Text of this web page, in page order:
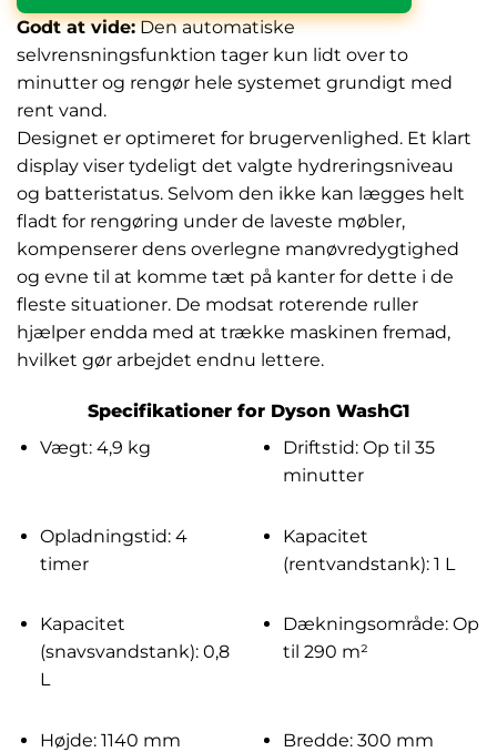
Godt at vide:Den automatiske
selvrensningsfunktion tager kun lidt over to
minutter og rengør hele systemet grundigt med
rent vand.
Designet er optimeret for brugervenlighed. Et klart
display viser tydeligt det valgte hydreringsniveau
og batteristatus. Selvom den ikke kan lægges helt
fladt for rengøring under de laveste møbler,
kompenserer dens overlegne manøvredygtighed
og evne til at komme tæt på kanter for dette i de
fleste situationer. De modsat roterende ruller
hjælper endda med at trække maskinen fremad,
hvilket gør arbejdet endnu lettere.
Specifikationer for Dyson WashG1
Vægt: 4,9 kg
Driftstid: Op til 35
minutter
Opladningstid: 4
timer
Kapacitet
(rentvandstank): 1 L
Kapacitet
(snavsvandstank): 0,8
L
Dækningsområde: Op
til 290 m²
Højde: 1140 mm Bredde: 300 mm